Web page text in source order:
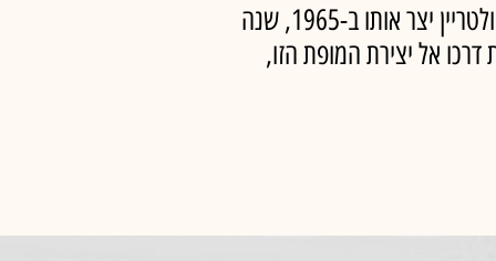
האלבום 'A Love Supreme' הוכתר עם צאתו לפורץ דרך בזכות התחכום המוזיקלי שלו ● קולטריין יצר אותו ב-1965, שנה
אל יצירת המופת הזו,